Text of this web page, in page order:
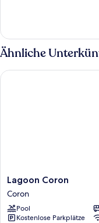
King
Room
Ähnliche
Lagoon
Coron
Coron
Lagoon Coron
Coron
Pool
Kostenlose Parkplätze
Lagoon Coron